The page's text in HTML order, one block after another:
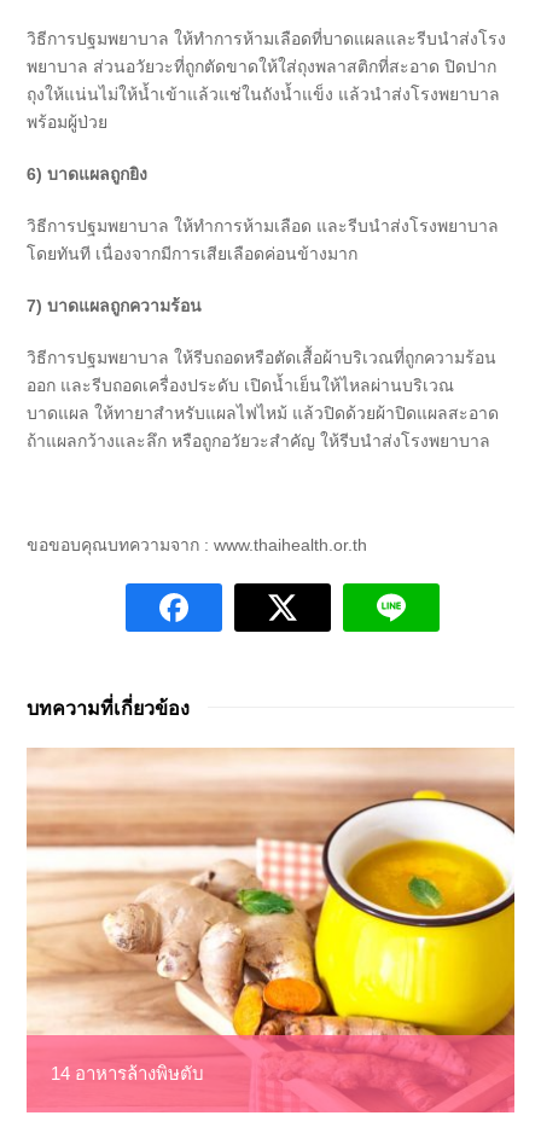
วิธีการปฐมพยาบาล ให้ทำการห้ามเลือดที่บาดแผลและรีบนำส่งโรง
พยาบาล ส่วนอวัยวะที่ถูกตัดขาดให้ใส่ถุงพลาสติกที่สะอาด ปิดปาก
ถุงให้แน่นไม่ให้น้ำเข้าแล้วแช่ในถังน้ำแข็ง แล้วนำส่งโรงพยาบาล
พร้อมผู้ป่วย
6)บาดแผลถูกยิง
วิธีการปฐมพยาบาล ให้ทำการห้ามเลือด และรีบนำส่งโรงพยาบาล
โดยทันที เนื่องจากมีการเสียเลือดค่อนข้างมาก
7)บาดแผลถูกความร้อน
วิธีการปฐมพยาบาล ให้รีบถอดหรือตัดเสื้อผ้าบริเวณที่ถูกความร้อน
ออก และรีบถอดเครื่องประดับ เปิดน้ำเย็นให้ไหลผ่านบริเวณ
บาดแผล ให้ทายาสำหรับแผลไฟไหม้ แล้วปิดด้วยผ้าปิดแผลสะอาด
ถ้าแผลกว้างและลึก หรือถูกอวัยวะสำคัญ ให้รีบนำส่งโรงพยาบาล
ขอขอบคุณบทความจาก : www.thaihealth.or.th
บทความที่เกี่ยวข้อง
14 อาหารล้างพิษตับ